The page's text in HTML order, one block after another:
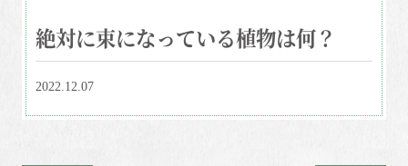
絶対に束になっている植物は何？
2022.12.07